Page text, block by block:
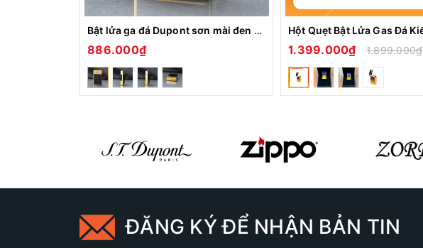
Bật lửa ga đá Dupont sơn mài đen viền vàng nắp hoa văn tam giác D-232
886.000₫ 1.399.000₫ 1.899.000₫
ĐĂNG KÝ ĐỂ NHẬN BẢN TIN